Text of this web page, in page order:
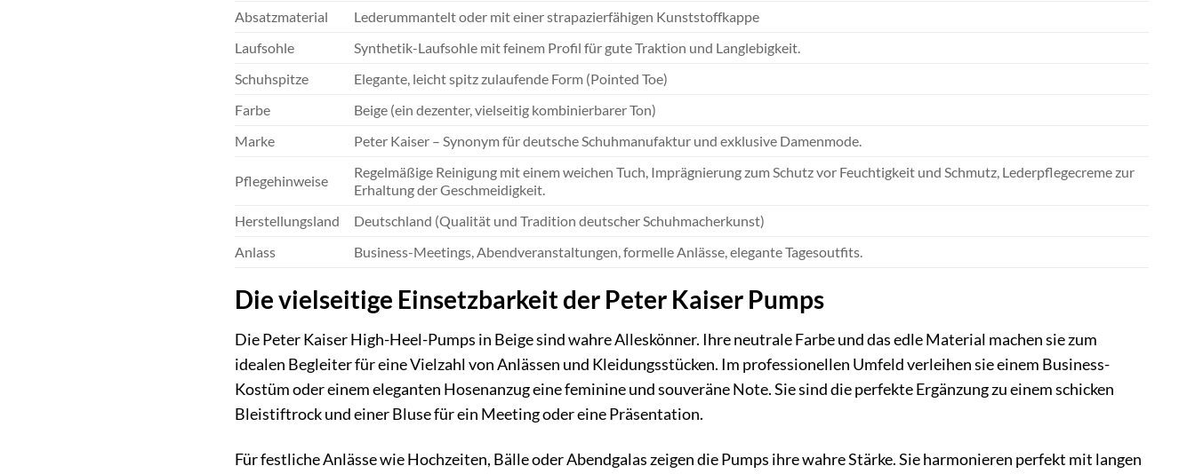
Absatzmaterial
Lederummantelt oder mit einer strapazierfähigen Kunststoffkappe
Laufsohle
Synthetik-Laufsohle mit feinem Profil für gute Traktion und Langlebigkeit.
Schuhspitze
Elegante, leicht spitz zulaufende Form (Pointed Toe)
Farbe
Beige (ein dezenter, vielseitig kombinierbarer Ton)
Marke
Peter Kaiser – Synonym für deutsche Schuhmanufaktur und exklusive Damenmode.
Pflegehinweise
Regelmäßige Reinigung mit einem weichen Tuch, Imprägnierung zum Schutz vor Feuchtigkeit und Schmutz, Lederpflegecreme zur
Erhaltung der Geschmeidigkeit.
Herstellungsland
Deutschland (Qualität und Tradition deutscher Schuhmacherkunst)
Anlass
Business-Meetings, Abendveranstaltungen, formelle Anlässe, elegante Tagesoutfits.
Die vielseitige Einsetzbarkeit der Peter Kaiser Pumps
Die Peter Kaiser High-Heel-Pumps in Beige sind wahre Alleskönner. Ihre neutrale Farbe und das edle Material machen sie zum
idealen Begleiter für eine Vielzahl von Anlässen und Kleidungsstücken. Im professionellen Umfeld verleihen sie einem Business-
Kostüm oder einem eleganten Hosenanzug eine feminine und souveräne Note. Sie sind die perfekte Ergänzung zu einem schicken
Bleistiftrock und einer Bluse für ein Meeting oder eine Präsentation.
Für festliche Anlässe wie Hochzeiten, Bälle oder Abendgalas zeigen die Pumps ihre wahre Stärke. Sie harmonieren perfekt mit langen